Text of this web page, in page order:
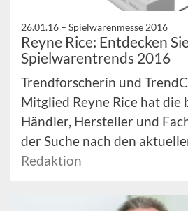
26.01.16 – Spielwarenmesse 2016
Reyne Rice: Entdecken
Spielwarentrends 2016
Trendforscherin und
Mitglied Reyne Rice hat die
Händler, Hersteller und
der Suche nach den
Redaktion